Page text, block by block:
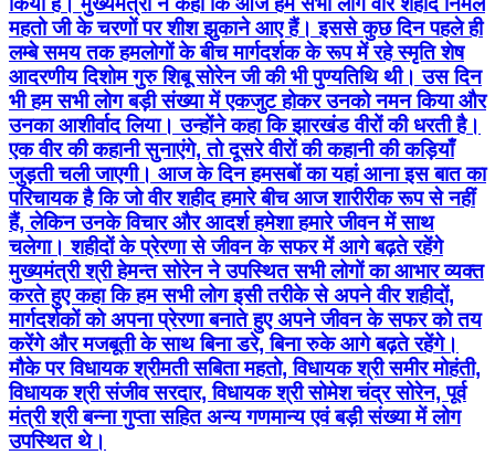
महतो जी के चरणों पर शीश झुकाने आए हैं। इससे कुछ दिन पहले ही
लम्बे समय तक हमलोगों के बीच मार्गदर्शक के रूप में रहे स्मृति शेष
आदरणीय दिशोम गुरु शिबू सोरेन जी की भी पुण्यतिथि थी। उस दिन
भी हम सभी लोग बड़ी संख्या में एकजुट होकर उनको नमन किया और
उनका आशीर्वाद लिया। उन्होंने कहा कि झारखंड वीरों की धरती है।
एक वीर की कहानी सुनाएंगे, तो दूसरे वीरों की कहानी की कड़ियाँ
जुड़ती चली जाएगी। आज के दिन हमसबों का यहां आना इस बात का
परिचायक है कि जो वीर शहीद हमारे बीच आज शारीरीक रूप से नहीं
हैं, लेकिन उनके विचार और आदर्श हमेशा हमारे जीवन में साथ
चलेगा। शहीदों के प्रेरणा से जीवन के सफर में आगे बढ़ते रहेंगे
मुख्यमंत्री श्री हेमन्त सोरेन ने उपस्थित सभी लोगों का आभार व्यक्त
करते हुए कहा कि हम सभी लोग इसी तरीके से अपने वीर शहीदों,
मार्गदर्शकों को अपना प्रेरणा बनाते हुए अपने जीवन के सफर को तय
करेंगे और मजबूती के साथ बिना डरे, बिना रुके आगे बढ़ते रहेंगे।
मौके पर विधायक श्रीमती सबिता महतो, विधायक श्री समीर मोहंती,
विधायक श्री संजीव सरदार, विधायक श्री सोमेश चंद्र सोरेन, पूर्व
मंत्री श्री बन्ना गुप्ता सहित अन्य गणमान्य एवं बड़ी संख्या में लोग
उपस्थित थे।